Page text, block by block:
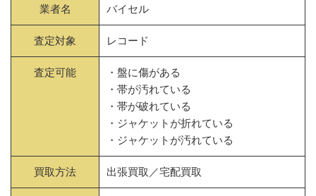
業者名 バイセル
査定対象 レコード
査定可能
・盤に傷がある
・帯が汚れている
・帯が破れている
・ジャケットが折れている
・ジャケットが汚れている
買取方法 出張買取／宅配買取